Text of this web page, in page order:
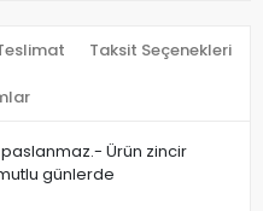
Taksit Seçenekleri
Ürün zincir
günlerde